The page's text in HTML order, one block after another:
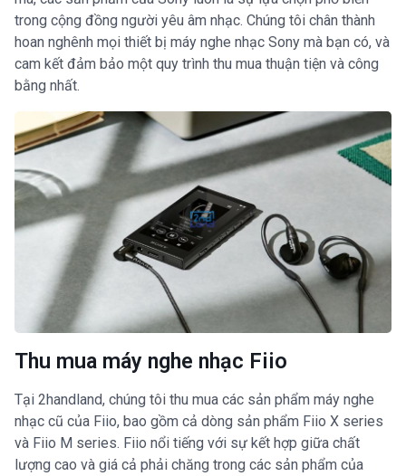
trong cộng đồng người yêu âm nhạc. Chúng tôi chân thành
hoan nghênh mọi thiết bị máy nghe nhạc Sony mà bạn có, và
cam kết đảm bảo một quy trình thu mua thuận tiện và công
bằng nhất.
Thu mua máy nghe nhạc Fiio
Tại 2handland, chúng tôi thu mua các sản phẩm máy nghe
nhạc cũ của Fiio, bao gồm cả dòng sản phẩm Fiio X series
và Fiio M series. Fiio nổi tiếng với sự kết hợp giữa chất
lượng cao và giá cả phải chăng trong các sản phẩm của